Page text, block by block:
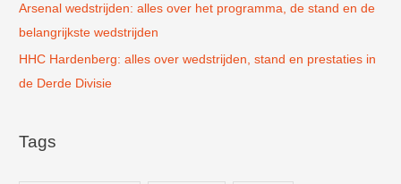
Arsenal wedstrijden: alles over het programma, de stand en de
belangrijkste wedstrijden
HHC Hardenberg: alles over wedstrijden, stand en prestaties in
de Derde Divisie
Tags